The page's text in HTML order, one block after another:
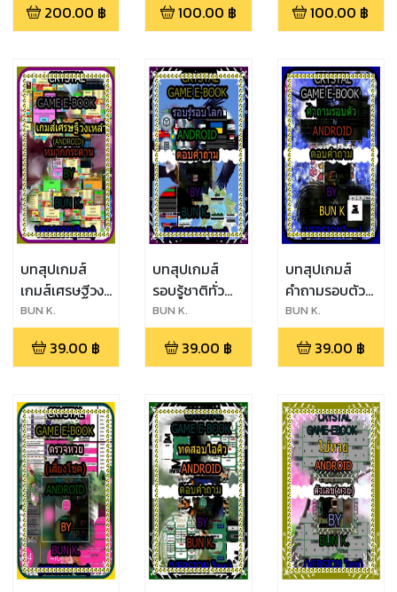
200.00 ฿ 100.00 ฿ 100.00 ฿
บทสุปเกมส์
เกมส์เศรษฐีวง
เหล้า ประเภท
เกมส์ หมาก
กระดาน(android)
BUN K.
39.00 ฿
บทสุปเกมส์
รอบรู้ชาติทั่ว
โลก ประเภท
เกมส์ ตอบ
คำถาม(android)
BUN K.
39.00 ฿
บทสุปเกมส์
คำถามรอบตัว
ประเภทเกมส์
ตอบ
คำถาม(android)
BUN K.
39.00 ฿